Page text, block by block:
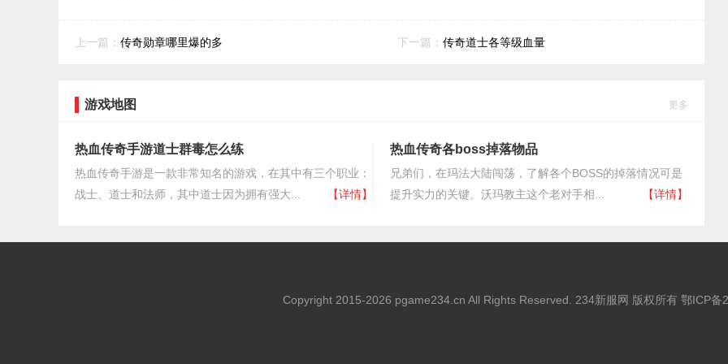
上一篇： 传奇勋章哪里爆的多 下一篇： 传奇道士各等级血量
游戏地图 更多
热血传奇手游道士群毒怎么练
热血传奇手游是一款非常知名的游戏，在其中有三个职业：
战士、道士和法师，其中道士因为拥有强大...
【详情】
热血传奇各boss掉落物品
兄弟们，在玛法大陆闯荡，了解各个BOSS的掉落情况可是
提升实力的关键。沃玛教主这个老对手相...
【详情】
Copyright 2015-2026 pgame234.cn All Rights Reserved. 234新服网 版权所有 鄂ICP备